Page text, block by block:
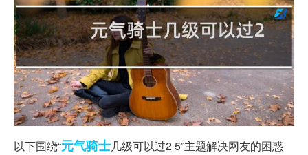
以下围绕“元气骑士几级可以过2 5”主题解决网友的困惑